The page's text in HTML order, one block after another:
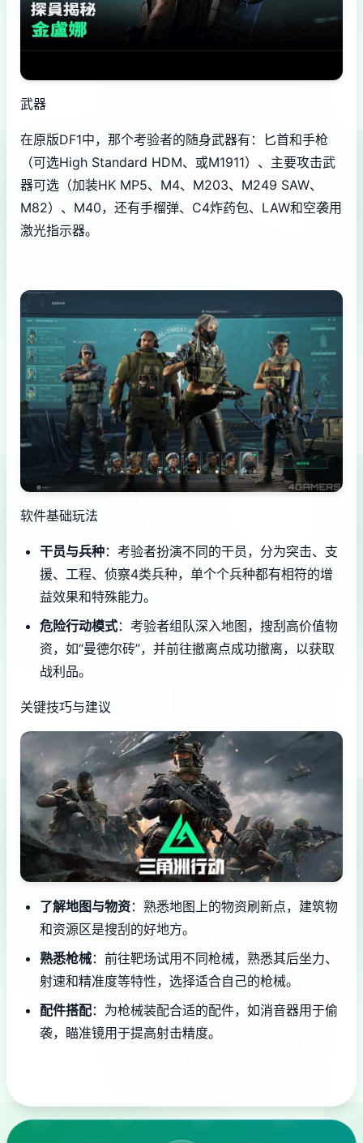
武器
在原版DF1中，那个考验者的随身武器有：匕首和手枪
（可选High Standard HDM、或M1911）、主要攻击武
器可选（加装HK MP5、M4、M203、M249 SAW、
M82）、M40，还有手榴弹、C4炸药包、LAW和空袭用
激光指示器。
软件基础玩法
干员与兵种：考验者扮演不同的干员，分为突击、支
援、工程、侦察4类兵种，单个个兵种都有相符的增
益效果和特殊能力。
危险行动模式：考验者组队深入地图，搜刮高价值物
资，如“曼德尔砖”，并前往撤离点成功撤离，以获取
战利品。
关键技巧与建议
了解地图与物资：熟悉地图上的物资刷新点，建筑物
和资源区是搜刮的好地方。
熟悉枪械：前往靶场试用不同枪械，熟悉其后坐力、
射速和精准度等特性，选择适合自己的枪械。
配件搭配：为枪械装配合适的配件，如消音器用于偷
袭，瞄准镜用于提高射击精度。